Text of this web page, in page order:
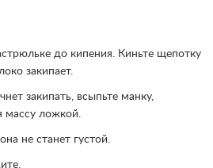
до кипения. Киньте щепотку
закипает.
закипать, всыпьте манку,
массу ложкой.
не станет густой.